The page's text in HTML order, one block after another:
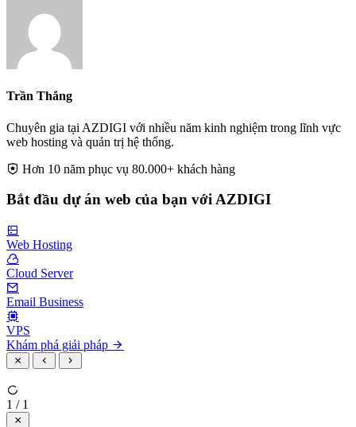
Trần Thắng
Chuyên gia tại AZDIGI với nhiều năm kinh nghiệm trong lĩnh vực
web hosting và quản trị hệ thống.
Hơn 10 năm phục vụ 80.000+ khách hàng
Bắt đầu dự án web của bạn với AZDIGI
Web Hosting
Cloud Server
Email Business
VPS
Khám phá giải pháp
1 / 1